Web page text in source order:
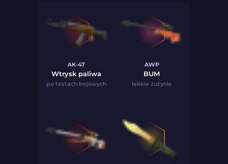
AK-47
Wtrysk paliwa
po testach bojowych
AWP
BUM
lekkie zużycie